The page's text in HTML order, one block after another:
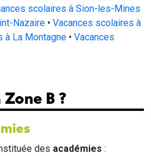
scolaires à Sion-les-Mines
Nazaire • Vacances scolaires à
à La Montagne • Vacances
B ?
des académies :